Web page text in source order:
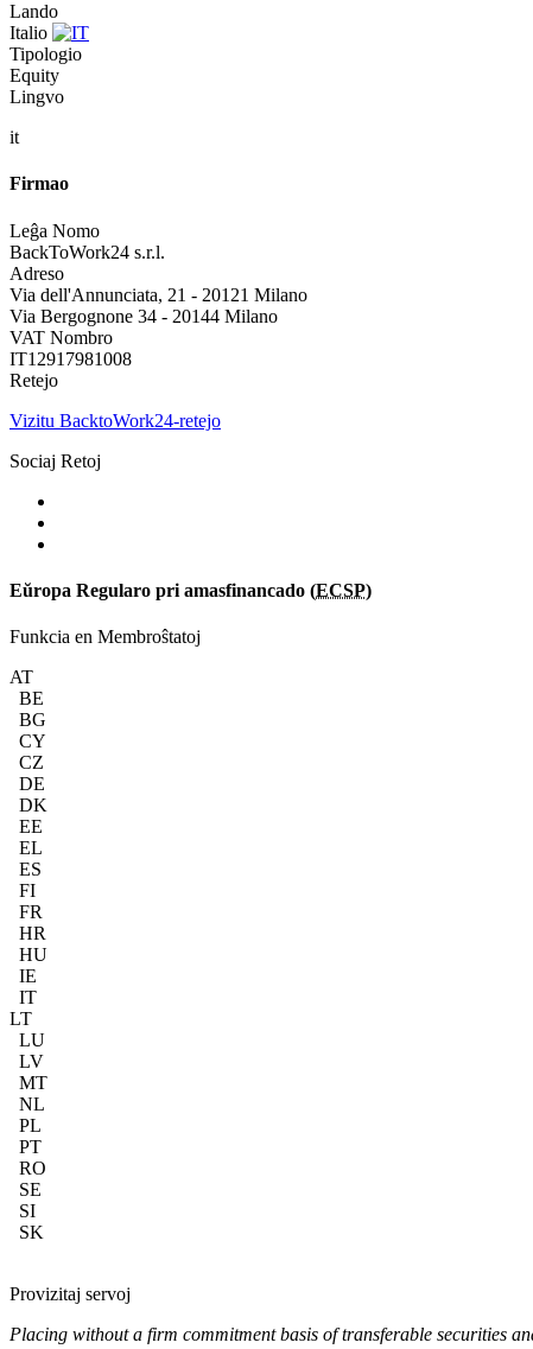
Lando
Italio
Tipologio
Equity
Lingvo
it
Firmao
Leĝa Nomo
BackToWork24 s.r.l.
Adreso
Via dell'Annunciata, 21 - 20121 Milano
Via Bergognone 34 - 20144 Milano
VAT Nombro
IT12917981008
Retejo
Vizitu BacktoWork24-retejo
Sociaj Retoj
Eŭropa Regularo pri amasfinancado (ECSP)
Funkcia en Membroŝtatoj
AT
BE
BG
CY
CZ
DE
DK
EE
EL
ES
FI
FR
HR
HU
IE
IT
LT
LU
LV
MT
NL
PL
PT
RO
SE
SI
SK
Provizitaj servoj
Placing without a firm commitment basis of transferable securities